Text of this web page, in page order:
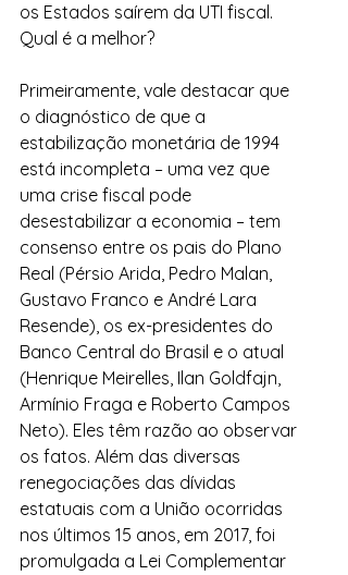
os Estados saírem da UTI fiscal.
Qual é a melhor?
Primeiramente, vale destacar que
o diagnóstico de que a
estabilização monetária de 1994
está incompleta – uma vez que
uma crise fiscal pode
desestabilizar a economia – tem
consenso entre os pais do Plano
Real (Pérsio Arida, Pedro Malan,
Gustavo Franco e André Lara
Resende), os ex-presidentes do
Banco Central do Brasil e o atual
(Henrique Meirelles, Ilan Goldfajn,
Armínio Fraga e Roberto Campos
Neto). Eles têm razão ao observar
os fatos. Além das diversas
renegociações das dívidas
estatuais com a União ocorridas
nos últimos 15 anos, em 2017, foi
promulgada a Lei Complementar